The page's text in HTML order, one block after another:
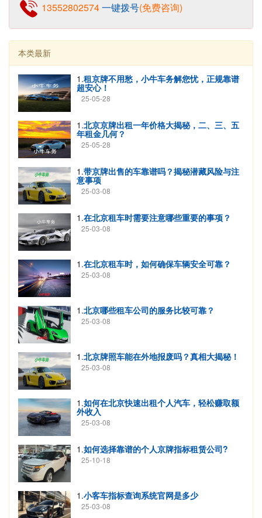
13552802574一键拨号(免费咨询)
本类最新
1.租京牌不用愁，小牛车务解您忧，正规靠谱
超安心！
25-05-28
1.北京京牌出租一年价格大揭秘，二、三、五
年租金几何？
25-05-28
1.带京牌出售的车靠谱吗？揭秘潜藏风险与注
意事项
25-03-08
1.在北京租车时需要注意哪些重要的事项？
25-03-08
1.在北京租车时，如何确保车辆安全可靠？
25-03-08
1.北京哪些租车公司的服务比较可靠？
25-03-08
1.北京牌照车能在外地报废吗？真相大揭秘！
25-03-08
1.如何在北京快速出租个人汽车，轻松赚取额
外收入
25-03-08
1.如何选择靠谱的个人京牌指标租赁公司?
25-10-18
1.小客车指标查询系统官网是多少
25-03-08